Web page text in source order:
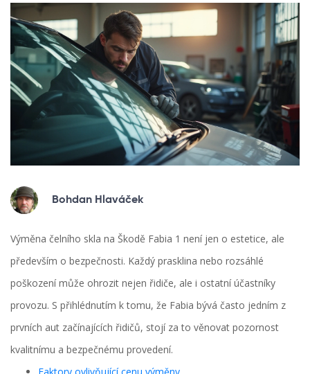
Bohdan Hlaváček
Výměna čelního skla na Škodě Fabia 1 není jen o estetice, ale
především o bezpečnosti. Každý prasklina nebo rozsáhlé
poškození může ohrozit nejen řidiče, ale i ostatní účastníky
provozu. S přihlédnutím k tomu, že Fabia bývá často jedním z
prvních aut začínajících řidičů, stojí za to věnovat pozornost
kvalitnímu a bezpečnému provedení.